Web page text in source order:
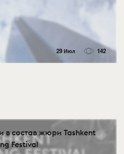
29 Июл 142
в состав жюри Tashkent
Festival